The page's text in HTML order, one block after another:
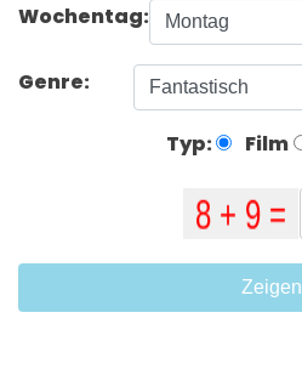
Wochentag:
Genre:
Typ: Film
Zeigen